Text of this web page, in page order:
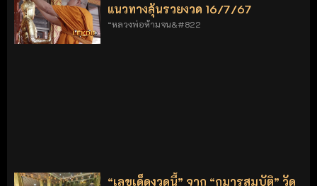
แนวทางลุ้นรวยงวด 16/7/67
“หลวงพ่อห้ามจน&#822
“เลขเด็ดงวดนี้” จาก “กุมารสมบัติ” วัด